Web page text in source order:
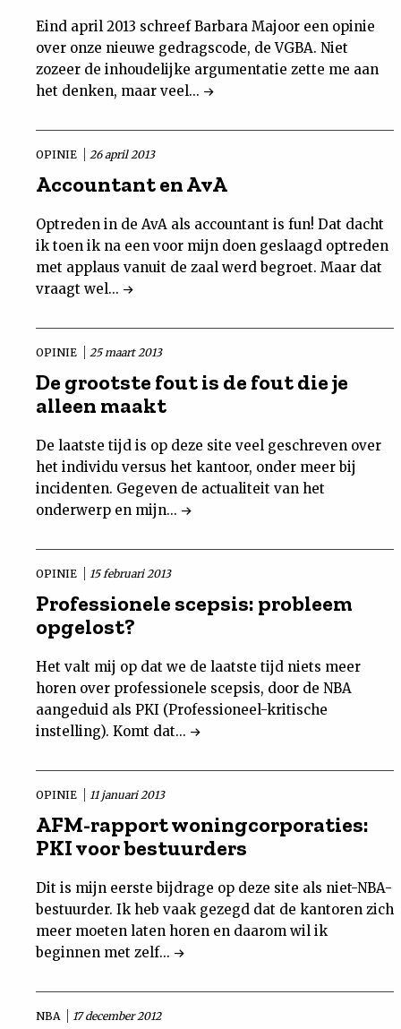
Eind april 2013 schreef Barbara Majoor een opinie
over onze nieuwe gedragscode, de VGBA. Niet
zozeer de inhoudelijke argumentatie zette me aan
het denken, maar veel...
OPINIE 26 april 2013
Accountant en AvA
Optreden in de AvA als accountant is fun! Dat dacht
ik toen ik na een voor mijn doen geslaagd optreden
met applaus vanuit de zaal werd begroet. Maar dat
vraagt wel...
OPINIE 25 maart 2013
De grootste fout is de fout die je
alleen maakt
De laatste tijd is op deze site veel geschreven over
het individu versus het kantoor, onder meer bij
incidenten. Gegeven de actualiteit van het
onderwerp en mijn...
OPINIE 15 februari 2013
Professionele scepsis: probleem
opgelost?
Het valt mij op dat we de laatste tijd niets meer
horen over professionele scepsis, door de NBA
aangeduid als PKI (Professioneel-kritische
instelling). Komt dat...
OPINIE 11 januari 2013
AFM-rapport woningcorporaties:
PKI voor bestuurders
Dit is mijn eerste bijdrage op deze site als niet-NBA-
bestuurder. Ik heb vaak gezegd dat de kantoren zich
meer moeten laten horen en daarom wil ik
beginnen met zelf...
NBA 17 december 2012